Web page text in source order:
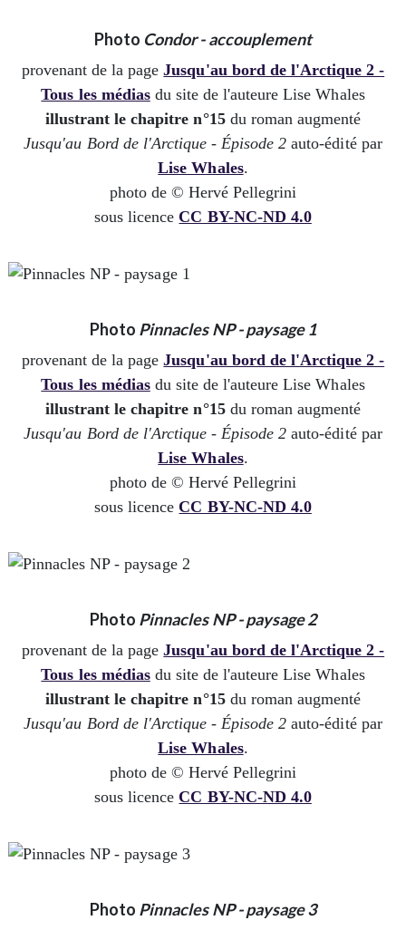
Photo Condor - accouplement
provenant de la pageJusqu'au bord de l'Arctique 2 -
Tous les médiasdu site de l'auteure Lise Whales
illustrant le chapitre n°15du roman augmenté
Jusqu'au Bord de l'Arctique - Épisode 2 auto-édité par
Lise Whales.
photo de © Hervé Pellegrini
sous licence CC BY-NC-ND 4.0
Photo Pinnacles NP - paysage 1
provenant de la pageJusqu'au bord de l'Arctique 2 -
Tous les médiasdu site de l'auteure Lise Whales
illustrant le chapitre n°15du roman augmenté
Jusqu'au Bord de l'Arctique - Épisode 2 auto-édité par
Lise Whales.
photo de © Hervé Pellegrini
sous licence CC BY-NC-ND 4.0
Photo Pinnacles NP - paysage 2
provenant de la pageJusqu'au bord de l'Arctique 2 -
Tous les médiasdu site de l'auteure Lise Whales
illustrant le chapitre n°15du roman augmenté
Jusqu'au Bord de l'Arctique - Épisode 2 auto-édité par
Lise Whales.
photo de © Hervé Pellegrini
sous licence CC BY-NC-ND 4.0
Photo Pinnacles NP - paysage 3